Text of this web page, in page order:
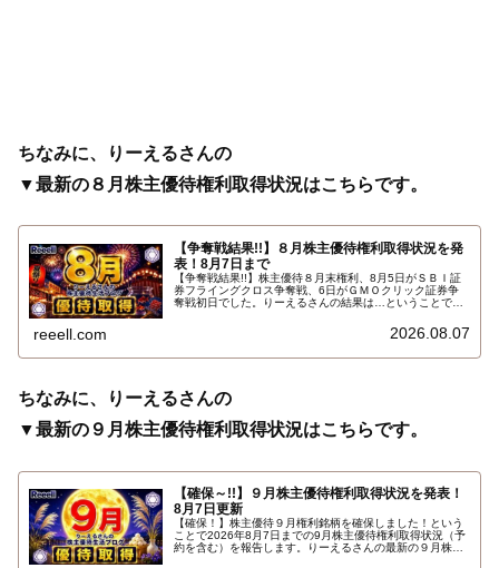
ちなみに、りーえるさんの
▼最新の８月株主優待権利取得状況はこちらです。
【争奪戦結果!!】８月株主優待権利取得状況を発
表！8月7日まで
【争奪戦結果!!】株主優待８月末権利、8月5日がＳＢＩ証
券フライングクロス争奪戦、6日がＧＭＯクリック証券争
奪戦初日でした。りーえるさんの結果は…ということで、
含む）を報告します。最新の取得状況はこちらです…
reeell.com 2026.08.07
ちなみに、りーえるさんの
▼最新の９月株主優待権利取得状況はこちらです。
【確保～!!】９月株主優待権利取得状況を発表！
8月7日更新
【確保！】株主優待９月権利銘柄を確保しました！という
ことで2026年8月7日までの9月株主優待権利取得状況（予
約を含む）を報告します。りーえるさんの最新の９月株主